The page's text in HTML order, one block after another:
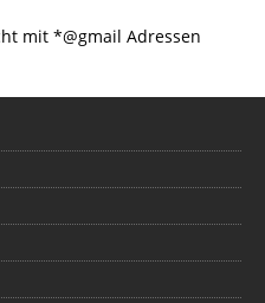
mit *@gmail Adressen